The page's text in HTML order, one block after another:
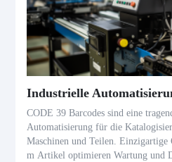
Industrielle
CODE 39 Barcodes sind eine
Automatisierung für die
Maschinen und Teilen.
m Artikel optimieren Wartung und